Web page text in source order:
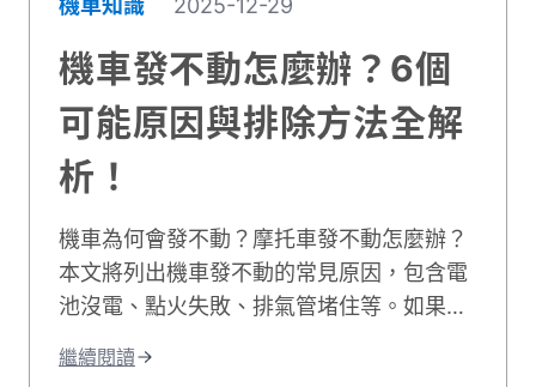
機車知識 2025-12-29
機車發不動怎麼辦？6個
可能原因與排除方法全解
析！
機車為何會發不動？摩托車發不動怎麼辦？
本文將列出機車發不動的常見原因，包含電
池沒電、點火失敗、排氣管堵住等。如果您
除的方法，讓您快速解決機車無法發動的困
繼續閱讀